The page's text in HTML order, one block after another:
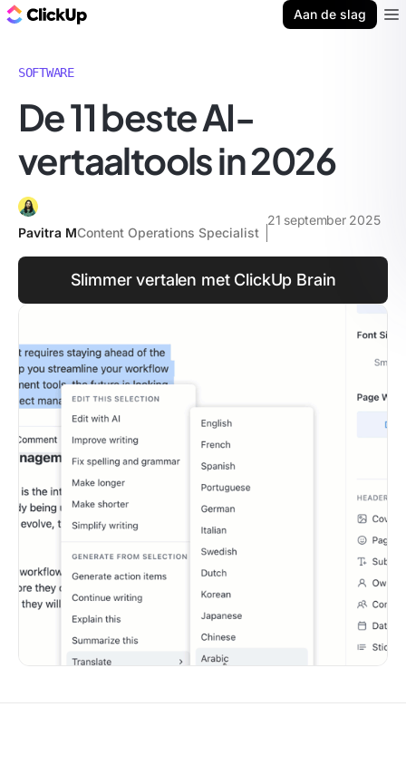
Aan de slag
SOFTWARE
De 11 beste AI-
vertaaltools in 2026
Pavitra MContent Operations Specialist
21 september 2025
Slimmer vertalen met ClickUp Brain